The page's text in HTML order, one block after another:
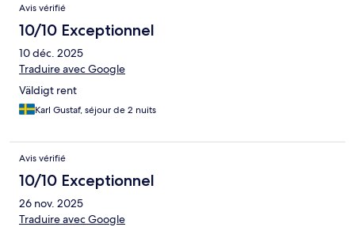
Avis vérifié
10/10 Exceptionnel
10 déc. 2025
Traduire avec Google
Väldigt rent
Karl Gustaf, séjour de 2 nuits
Avis vérifié
10/10 Exceptionnel
26 nov. 2025
Traduire avec Google